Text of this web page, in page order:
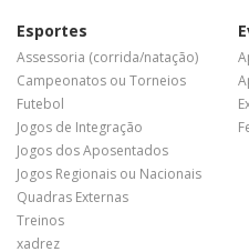
Esportes
Assessoria (corrida/natação)
Campeonatos ou Torneios
Futebol
Jogos de Integração
Jogos dos Aposentados
Jogos Regionais ou Nacionais
Quadras Externas
Treinos
xadrez